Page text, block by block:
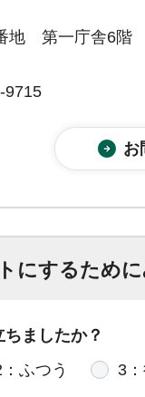
地 第一庁舎6階
9715
にするため
ましたか？
：ふつう 3